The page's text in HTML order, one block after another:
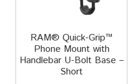
Power Boat
Scooter
RAM® Quick-Grip™
Phone Mount with
Handlebar U-Bolt Base –
Short